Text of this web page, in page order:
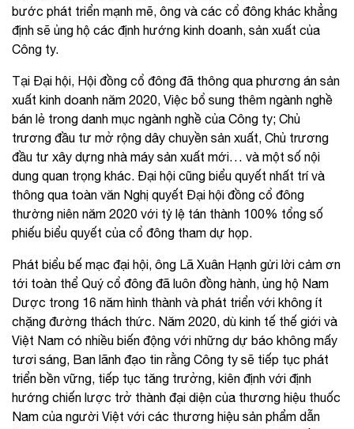
bước phát triển mạnh mẽ, ông và các cổ đông khác khẳng
định sẽ ủng hộ các định hướng kinh doanh, sản xuất của
Công ty.
Tại Đại hội, Hội đồng cổ đông đã thông qua phương án sản
xuất kinh doanh năm 2020, Việc bổ sung thêm ngành nghề
bán lẻ trong danh mục ngành nghề của Công ty; Chủ
trương đầu tư mở rộng dây chuyền sản xuất, Chủ trương
đầu tư xây dựng nhà máy sản xuất mới… và một số nội
dung quan trọng khác. Đại hội cũng biểu quyết nhất trí và
thông qua toàn văn Nghị quyết Đại hội đồng cổ đông
thường niên năm 2020 với tỷ lệ tán thành 100% tổng số
phiếu biểu quyết của cổ đông tham dự họp.
Phát biểu bế mạc đại hội, ông Lã Xuân Hạnh gửi lời cảm ơn
tới toàn thể Quý cổ đông đã luôn đồng hành, ủng hộ Nam
Dược trong 16 năm hình thành và phát triển với không ít
chặng đường thách thức. Năm 2020, dù kinh tế thế giới và
Việt Nam có nhiều biến động với những dự báo không mấy
tươi sáng, Ban lãnh đạo tin rằng Công ty sẽ tiếp tục phát
triển bền vững, tiếp tục tăng trưởng, kiên định với định
hướng chiến lược trở thành đại diện của thương hiệu thuốc
Nam của người Việt với các thương hiệu sản phẩm dẫn